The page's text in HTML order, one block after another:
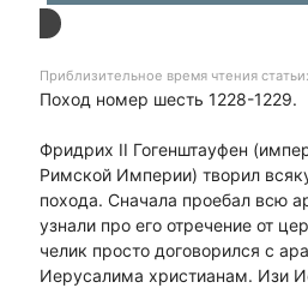
Приблизительное время чтения
Поход номер шесть 1228-1229.
Фридрих II Гогенштауфен
Римской Империи) творил
похода. Сначала проебал всю
узнали про его отречение от
челик просто договорился с
Иерусалима христианам. Изи